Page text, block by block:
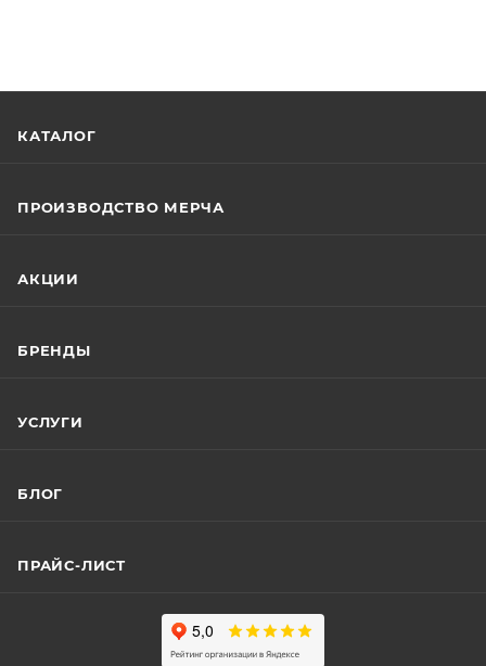
КАТАЛОГ
ПРОИЗВОДСТВО МЕРЧА
АКЦИИ
БРЕНДЫ
УСЛУГИ
БЛОГ
ПРАЙС-ЛИСТ